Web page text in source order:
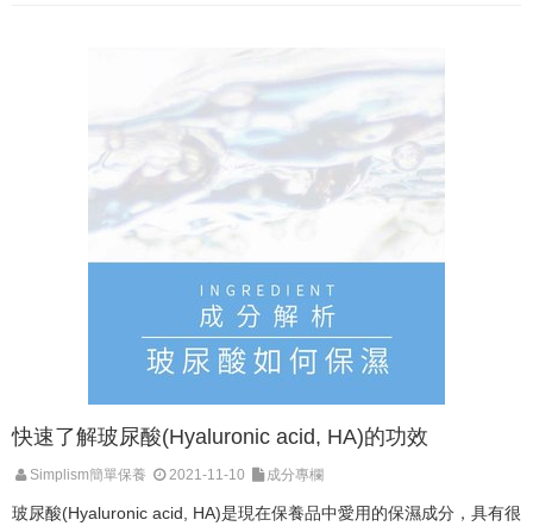
快速了解玻尿酸(Hyaluronic acid, HA)的功效
Simplism簡單保養 2021-11-10 成分專欄
玻尿酸(Hyaluronic acid, HA)是現在保養品中愛用的保濕成分，具有很